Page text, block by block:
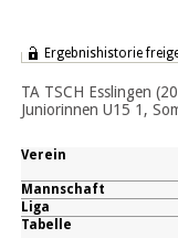
Ergebnishistorie
TA TSCH Esslingen
Juniorinnen U15 1,
Verein
Mannschaft
Liga
Tabelle